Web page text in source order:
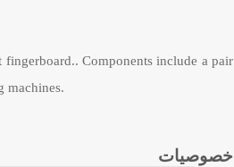
Components include a pair
machines.
خصوصیات